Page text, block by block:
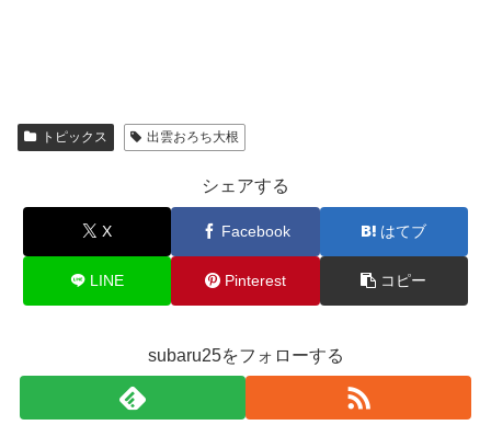
トピックス 出雲おろち大根
シェアする
X Facebook はてブ
LINE Pinterest コピー
subaru25をフォローする